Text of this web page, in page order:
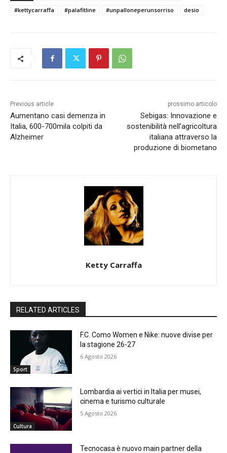
#kettycarraffa
#palafitline #unpalloneperunsorriso desio
Previous article
Aumentano casi demenza in
Italia, 600-700mila colpiti da
Alzheimer
prossimo articolo
Sebigas: Innovazione e
sostenibilità nell’agricoltura
italiana attraverso la
produzione di biometano
Ketty Carraffa
RELATED ARTICLES
Sport
F.C. Como Women e Nike: nuove divise per
la stagione 26-27
6 Agosto 2026
Cultura
Lombardia ai vertici in Italia per musei,
cinema e turismo culturale
5 Agosto 2026
Tecnocasa è nuovo main partner della